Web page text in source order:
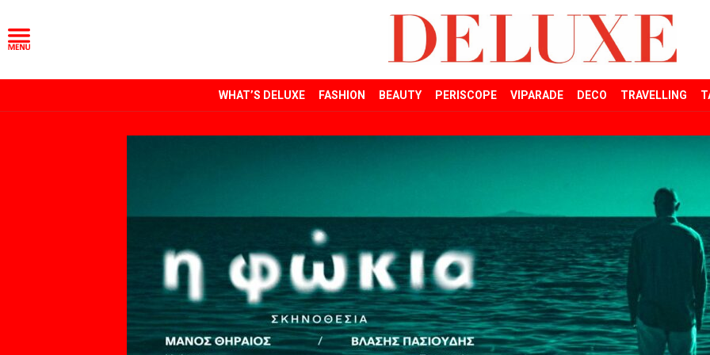
WHAT’S DELUXE FASHION BEAUTY PERISCOPE VIPARADE DECO TRAVELLING